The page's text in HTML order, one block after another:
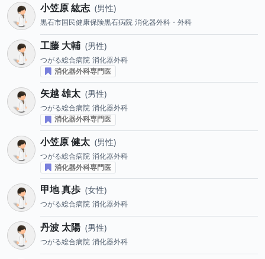
小笠原 紘志 男性
黒石市国民健康保険黒石病院 消化器外科・外科
工藤 大輔 男性
つがる総合病院 消化器外科
消化器外科専門医
矢越 雄太 男性
つがる総合病院 消化器外科
消化器外科専門医
小笠原 健太 男性
つがる総合病院 消化器外科
消化器外科専門医
甲地 真歩 女性
つがる総合病院 消化器外科
丹波 太陽 男性
つがる総合病院 消化器外科